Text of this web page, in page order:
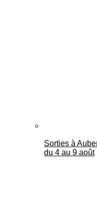
Sorties à
du 4 au 9 août